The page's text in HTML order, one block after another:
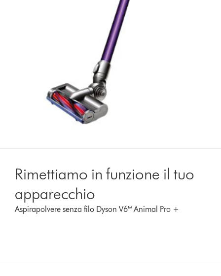
Rimettiamo in funzione il tuo
apparecchio
Aspirapolvere senza filo Dyson V6™ Animal Pro +